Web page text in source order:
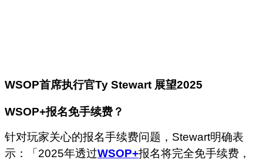
WSOP首席执行官Ty Stewart 展望2025
WSOP+报名免手续费？
针对玩家关心的报名手续费问题，Stewart明确表
示：「2025年透过WSOP+报名将完全免手续费，